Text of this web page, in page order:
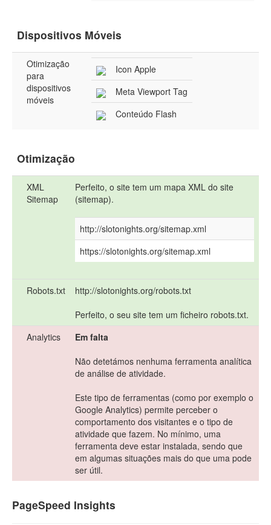
Dispositivos Móveis
Otimização
para
dispositivos
móveis
Icon Apple
Meta Viewport Tag
Conteúdo Flash
Otimização
XML
Sitemap
Perfeito, o site tem um mapa XML do site
(sitemap).
http://slotonights.org/sitemap.xml
https://slotonights.org/sitemap.xml
Robots.txt
http://slotonights.org/robots.txt
Perfeito, o seu site tem um ficheiro robots.txt.
Analytics
Em falta
Não detetámos nenhuma ferramenta analítica
de análise de atividade.
Este tipo de ferramentas (como por exemplo o
Google Analytics) permite perceber o
comportamento dos visitantes e o tipo de
atividade que fazem. No mínimo, uma
ferramenta deve estar instalada, sendo que
em algumas situações mais do que uma pode
ser útil.
PageSpeed Insights